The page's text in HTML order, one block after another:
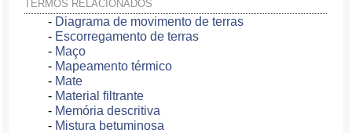
TERMOS RELACIONADOS
- Diagrama de movimento de terras
- Escorregamento de terras
- Maço
- Mapeamento térmico
- Mate
- Material filtrante
- Memória descritiva
- Mistura betuminosa